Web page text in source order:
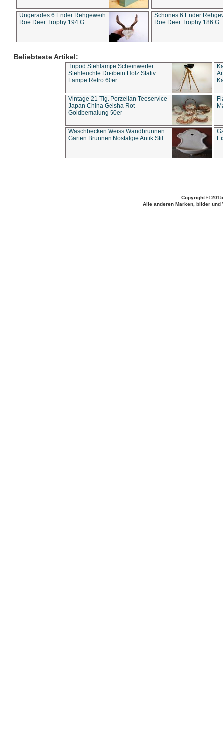
Ungerades 6 Ender Rehgeweih
Roe Deer Trophy 194 G
Schönes 6 Ender
Roe Deer Trophy 186 G
Beliebteste Artikel:
Tripod Stehlampe Scheinwerfer
Stehleuchte Dreibein Holz Stativ
Lampe Retro 60er
Vintage 21 Tlg. Porzellan Teeservice
Japan China Geisha Rot
Goldbemalung 50er
Waschbecken Weiss Wandbrunnen
Garten Brunnen Nostalgie Antik Stil
Copyright ©
Alle anderen Marken, bilder und